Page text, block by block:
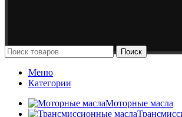
Поиск
Меню
Категории
Моторные масла